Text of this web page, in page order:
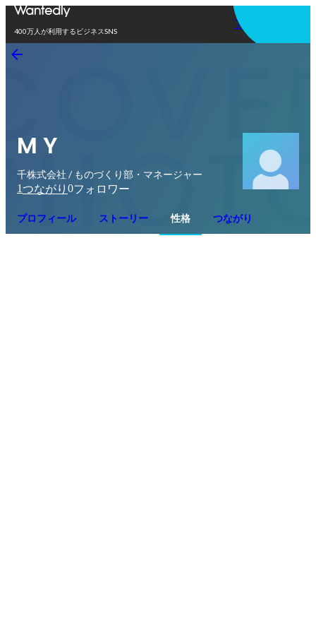
400万人が利用するビジネスSNS
アプリを使う
M Y
千株式会社 / ものづくり部・マネージャー
1つながり 0フォロワー
プロフィール ストーリー 性格 つながり